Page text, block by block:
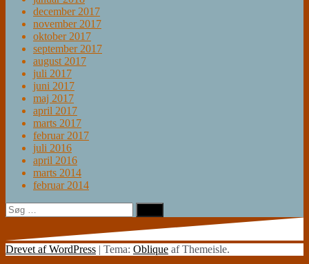
december 2017
november 2017
oktober 2017
september 2017
august 2017
juli 2017
juni 2017
maj 2017
april 2017
marts 2017
februar 2017
juli 2016
april 2016
marts 2014
februar 2014
Søg
efter:
Drevet af WordPress | Tema: Oblique af Themeisle.